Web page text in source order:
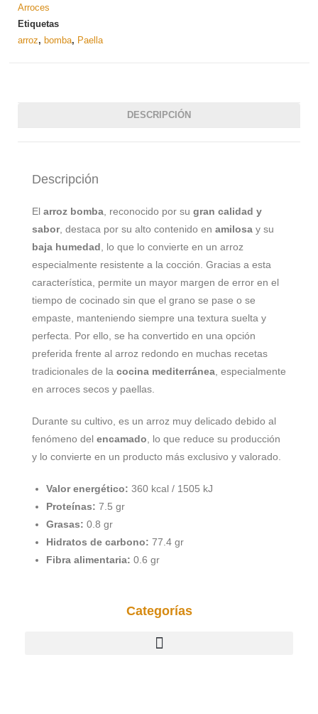
Arroces
Etiquetas
arroz, bomba, Paella
DESCRIPCIÓN
Descripción
El arroz bomba, reconocido por su gran calidad y
sabor, destaca por su alto contenido en amilosa y su
baja humedad, lo que lo convierte en un arroz
especialmente resistente a la cocción. Gracias a esta
característica, permite un mayor margen de error en el
tiempo de cocinado sin que el grano se pase o se
empaste, manteniendo siempre una textura suelta y
perfecta. Por ello, se ha convertido en una opción
preferida frente al arroz redondo en muchas recetas
tradicionales de la cocina mediterránea, especialmente
en arroces secos y paellas.
Durante su cultivo, es un arroz muy delicado debido al
fenómeno del encamado, lo que reduce su producción
y lo convierte en un producto más exclusivo y valorado.
Valor energético: 360 kcal / 1505 kJ
Proteínas: 7.5 gr
Grasas: 0.8 gr
Hidratos de carbono: 77.4 gr
Fibra alimentaria: 0.6 gr
Categorías